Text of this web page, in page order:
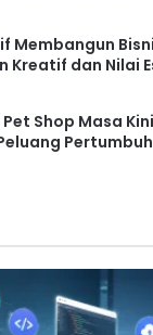
Membangun
Kreatif dan Nilai
Shop Masa